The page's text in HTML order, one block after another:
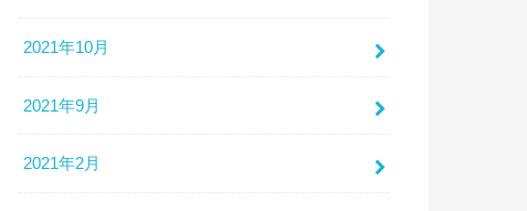
2021年10月
2021年9月
2021年2月